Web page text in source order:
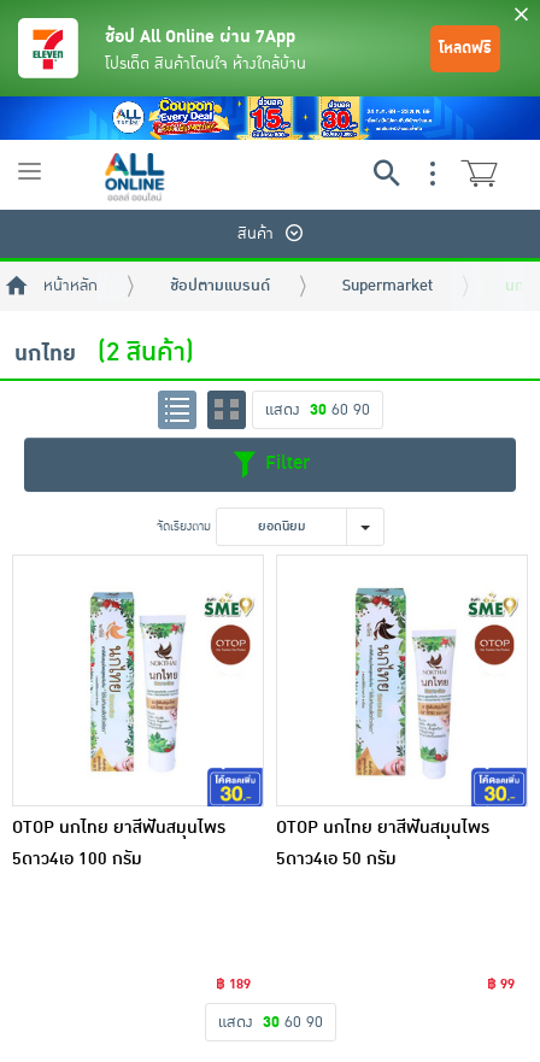
ขนมขบเคี้ยว และช็อคโกแลต
อาหารสด ผัก ผลไม้และเบเกอรี่
ช้อป All Online ผ่าน 7App
โปรเด็ด สินค้าโดนใจ ห้างใกล้บ้าน
โหลดฟรี
Toggle
สินค้า
หน้าหลัก ช้อปตามแบรนด์ Supermarket นกไ
นกไทย (2 สินค้า)
แสดง 30 60 90
Filter
จัดเรียงตาม ยอดนิยม
OTOP นกไทย ยาสีฟันสมุนไพร
5ดาว4เอ 100 กรัม
฿ 189
OTOP นกไทย ยาสีฟันสมุนไพร
5ดาว4เอ 50 กรัม
฿ 99
แสดง 30 60 90